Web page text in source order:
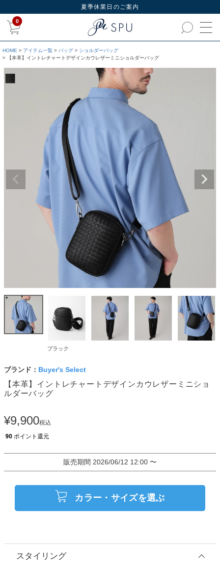
夏季休業日のご案内
0
HOME アイテム一覧 バッグ
ショルダーバッグ
【本革】イントレチャートデザインカウレザーミニショルダーバッグ
ブラック
ブランド： Buyer's Select
【本革】イントレチャートデザインカウレザーミニショ
ルダーバッグ
¥9,900税込
90 ポイント還元
販売期間 2026/06/12 12:00 〜
カラー・サイズを選ぶ
スタイリング